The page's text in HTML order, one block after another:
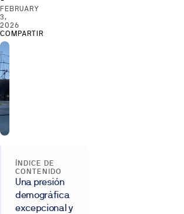
FEBRUARY
3,
2026
COMPARTIR
ÍNDICE DE
CONTENIDO
Una presión
demográfica
excepcional y